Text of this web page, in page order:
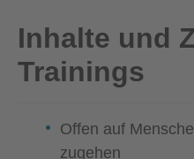
Inhalte und
Trainings
Offen auf
zugehen